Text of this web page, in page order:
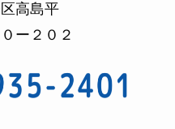
高島平
ー２０２